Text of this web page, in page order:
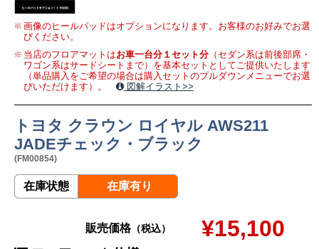
画像のヒールパッドはオプションになります。お客様のお好みでお選
びください。
当店のフロアマットはお車一台分１セット分（セダン系は前後部席・
ワゴン系はサードシートまで）を基本セットとしてご提供いたします
（単品購入をご希望の場合は購入セットのプルダウンメニューでお選
びいただけます）。
図解イラスト>>
トヨタ クラウン ロイヤル AWS211
JADEチェック・ブラック
(FM00854)
在庫状態 在庫有り
販売価格（税込） ¥15,100